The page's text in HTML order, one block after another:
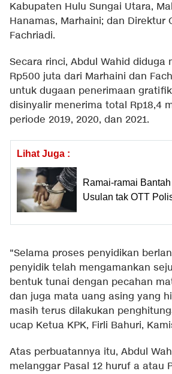
Kabupaten Hulu Sungai Utara,
Hanamas, Marhaini; dan Direktur
Fachriadi.
Secara rinci, Abdul Wahid diduga
Rp500 juta dari Marhaini dan
untuk dugaan penerimaan
disinyalir menerima total Rp18,4
periode 2019, 2020, dan 2021.
Lihat Juga :
Ramai-ramai Bantah
Usulan tak OTT
"Selama proses penyidikan
penyidik telah mengamankan
bentuk tunai dengan pecahan
dan juga mata uang asing yang
masih terus dilakukan
ucap Ketua KPK, Firli Bahuri,
Atas perbuatannya itu, Abdul
melanggar Pasal 12 huruf a atau